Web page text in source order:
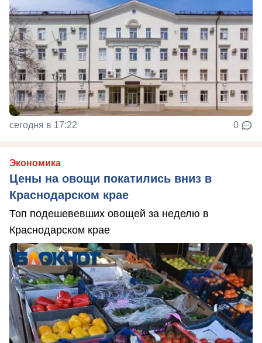
сегодня в 17:22 0
Экономика
Цены на овощи покатились вниз в
Краснодарском крае
Топ подешевевших овощей за неделю в
Краснодарском крае